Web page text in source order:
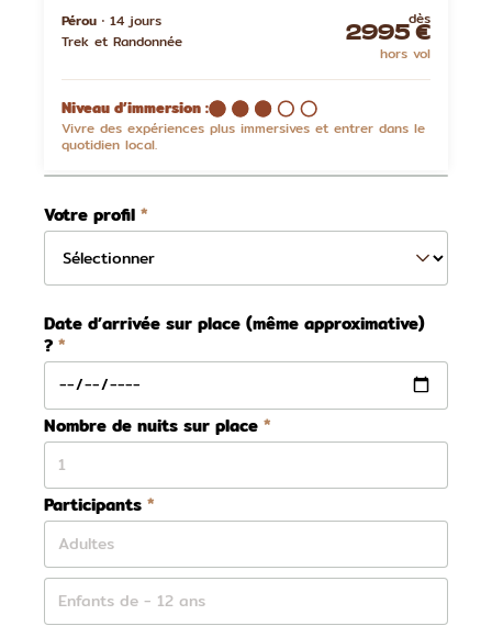
Pérou ⋅ 14 jours
Trek et Randonnée
dès
2995 €
hors vol
Niveau d’immersion :
Vivre des expériences plus immersives et entrer dans le
quotidien local.
Votre profil
Date d’arrivée sur place (même approximative)
?
Nombre de nuits sur place
Participants